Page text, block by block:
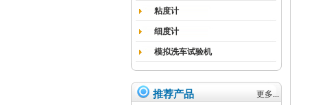
粘度计
细度计
模拟洗车试验机
推荐产品 更多...